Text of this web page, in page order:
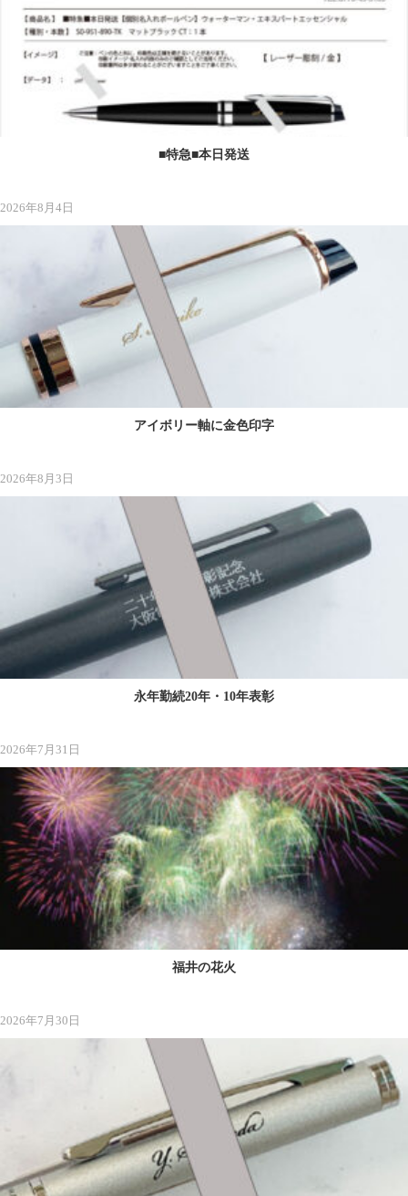
■特急■本日発送
アイボリー軸に金色印字
2026年8月4日
永年勤続20年・10年表彰
2026年8月3日
福井の花火
2026年7月31日
2026年7月30日